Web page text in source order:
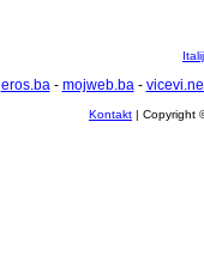
eros.ba- mojweb.ba-
Kontakt | Copyright